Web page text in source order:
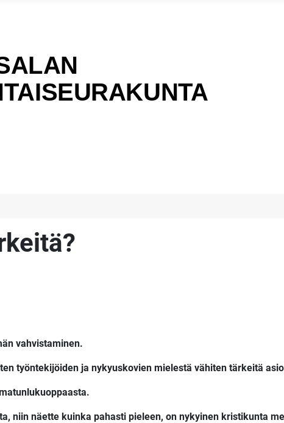
vahvistaminen.
työntekijöiden ja nykyuskovien mielestä vähiten tärkeitä
niin näette kuinka pahasti pieleen, on nykyinen kristikunta